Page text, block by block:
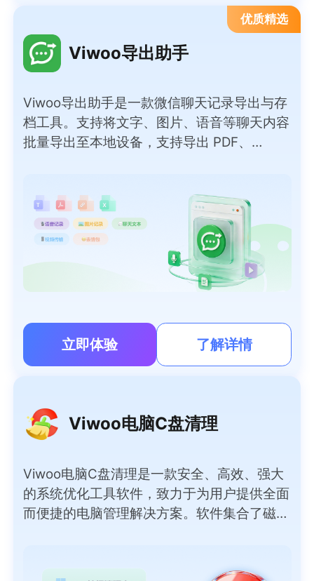
优质精选
Viwoo导出助手
Viwoo导出助手是一款微信聊天记录导出与存
档工具。支持将文字、图片、语音等聊天内容
批量导出至本地设备，支持导出 PDF、
立即体验 了解详情
Viwoo电脑C盘清理
Viwoo电脑C盘清理是一款安全、高效、强大
的系统优化工具软件，致力于为用户提供全面
而便捷的电脑管理解决方案。软件集合了磁盘
体，可以帮用户轻松清理系统垃圾、管理大文